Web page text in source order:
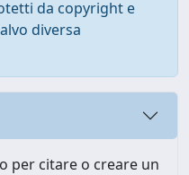
da copyright e
diversa
per citare o creare un